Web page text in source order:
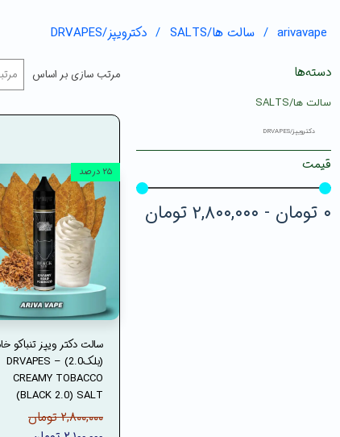
arivavape سالت ها/SALTS دکترویپز/DRVAPES
دسته‌ها
سالت ها/SALTS
دکترویپز/DRVAPES
قیمت
۰ تومان - ۲,۸۰۰,۰۰۰ تومان
مرتب سازی بر اساس
سالت دکتر ویپز تنباکو
(بلک2.0) – DRVAPES
CREAMY TOBACCO
(BLACK 2.0) SALT
۲,۸۰۰,۰۰۰ تومان
۲۵ درصد